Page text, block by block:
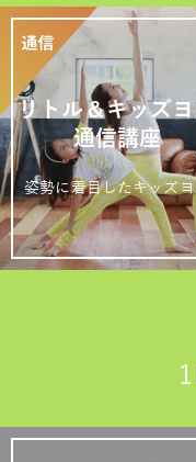
リトル＆キッズ
通信講座
姿勢に着目したキッズ